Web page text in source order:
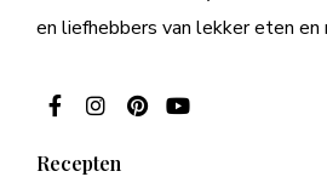
en liefhebbers van lekker eten en
Recepten